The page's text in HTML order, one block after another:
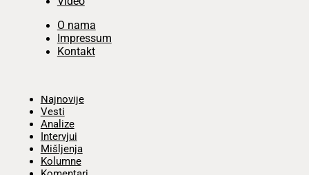
O nama
Impressum
Kontakt
Najnovije
Vesti
Analize
Intervjui
Mišljenja
Kolumne